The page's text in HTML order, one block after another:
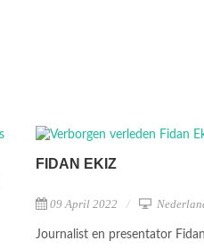
FIDAN EKIZ
09 April 2022
Journalist en presentator